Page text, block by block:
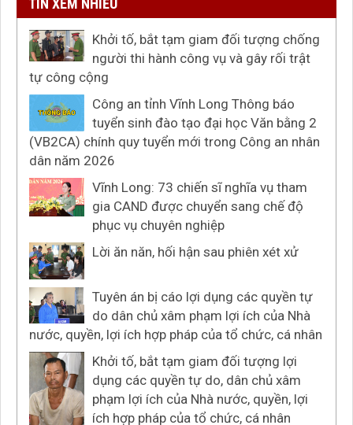
TIN XEM NHIỀU
Khởi tố, bắt tạm giam đối tượng chống
người thi hành công vụ và gây rối trật
tự công cộng
Công an tỉnh Vĩnh Long Thông báo
tuyển sinh đào tạo đại học Văn bằng 2
(VB2CA) chính quy tuyển mới trong Công an nhân
dân năm 2026
Vĩnh Long: 73 chiến sĩ nghĩa vụ tham
gia CAND được chuyển sang chế độ
phục vụ chuyên nghiệp
Lời ăn năn, hối hận sau phiên xét xử
Tuyên án bị cáo lợi dụng các quyền tự
do dân chủ xâm phạm lợi ích của Nhà
nước, quyền, lợi ích hợp pháp của tổ chức, cá nhân
Khởi tố, bắt tạm giam đối tượng lợi
dụng các quyền tự do, dân chủ xâm
phạm lợi ích của Nhà nước, quyền, lợi
ích hợp pháp của tổ chức, cá nhân